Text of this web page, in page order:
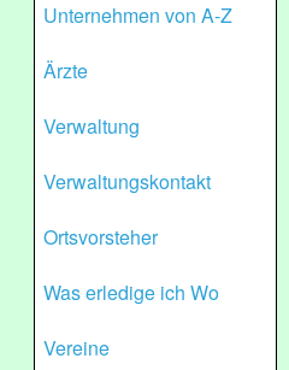
Unternehmen von A-Z
Ärzte
Verwaltung
Verwaltungskontakt
Ortsvorsteher
Was erledige ich Wo
Vereine